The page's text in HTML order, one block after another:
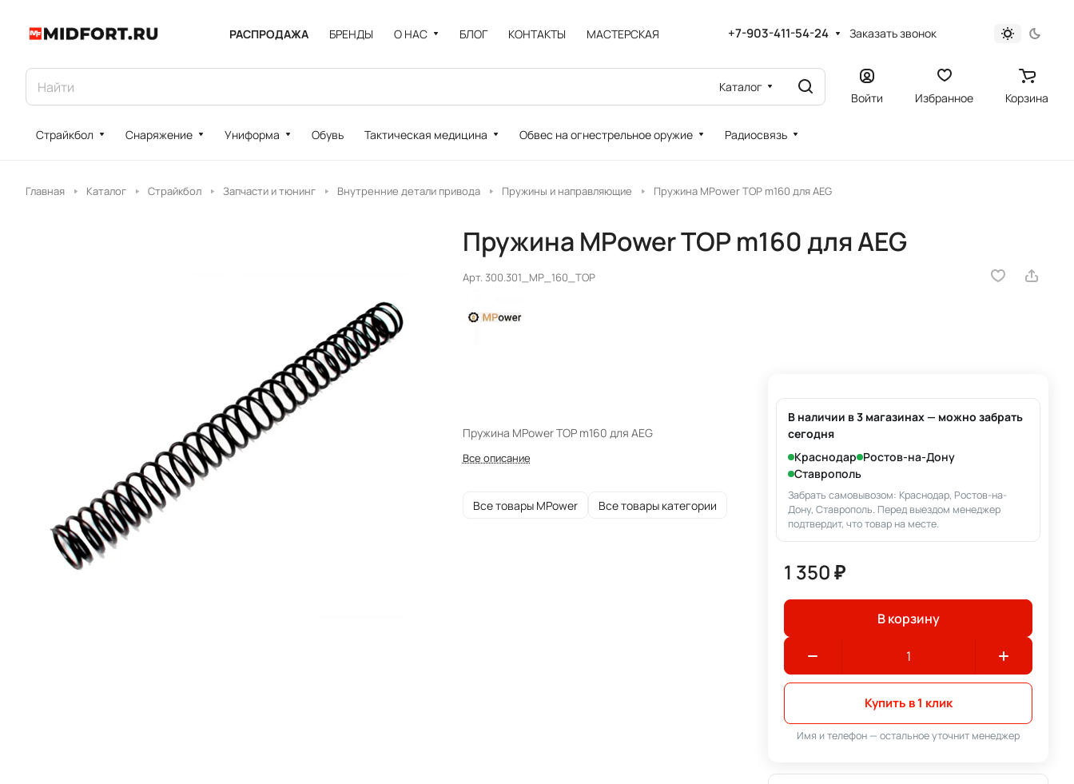
РАСПРОДАЖА БРЕНДЫ О НАС БЛОГ КОНТАКТЫ МАСТЕРСКАЯ +7-903-411-54-24 Заказать звонок
Каталог
Войти Избранное Корзина
Страйкбол Снаряжение Униформа Обувь Тактическая медицина Обвес на огнестрельное оружие Радиосвязь
Главная Каталог Страйкбол Запчасти и тюнинг Внутренние детали привода Пружины и направляющие Пружина MPower TOP m160 для AEG
Пружина MPower TOP m160 для AEG
Арт.300.301_MP_160_TOP
Пружина MPower TOP m160 для AEG
Все описание
Все товары MPower Все товары категории
В наличии в 3 магазинах — можно забрать
сегодня
Краснодар Ростов-на-Дону
Ставрополь
Забрать самовывозом: Краснодар, Ростов-на-
Дону, Ставрополь. Перед выездом менеджер
подтвердит, что товар на месте.
1 350 ₽
В корзину
Купить в 1 клик
Имя и телефон — остальное уточнит менеджер